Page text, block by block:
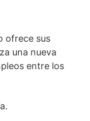
ofrece sus
una nueva
entre los